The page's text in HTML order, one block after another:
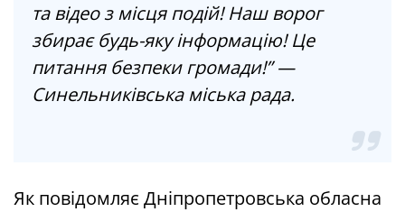
та відео з місця подій! Наш ворог
збирає будь-яку інформацію! Це
питання безпеки громади!” —
Синельниківська міська рада.
Як повідомляє Дніпропетровська обласна